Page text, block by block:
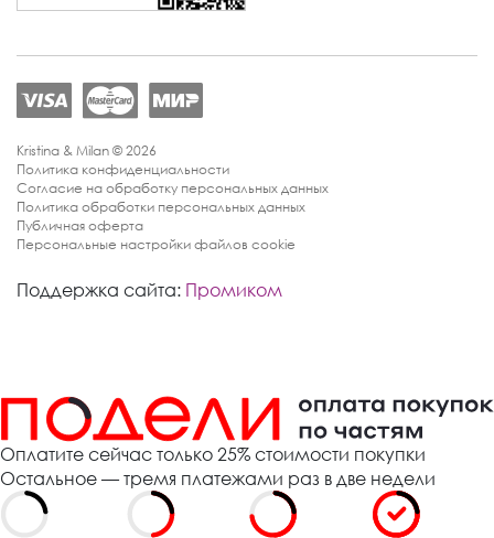
Kristina & Milan © 2026
Политика конфиденциальности
Согласие на обработку персональных данных
Политика обработки персональных данных
Публичная оферта
Персональные настройки файлов cookie
Поддержка сайта: Промиком
Оплатите сейчас только 25% стоимости покупки
Остальное — тремя платежами раз в две недели